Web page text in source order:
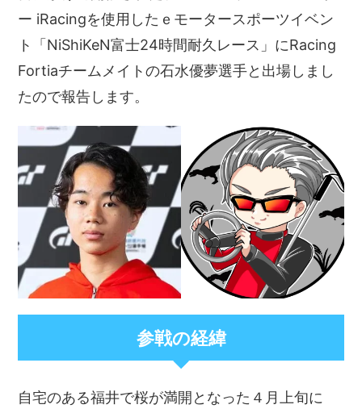
ー iRacingを使用したｅモータースポーツイベン
ト「NiShiKeN富士24時間耐久レース」にRacing
Fortiaチームメイトの石水優夢選手と出場しまし
たので報告します。
参戦の経緯
自宅のある福井で桜が満開となった４月上旬に